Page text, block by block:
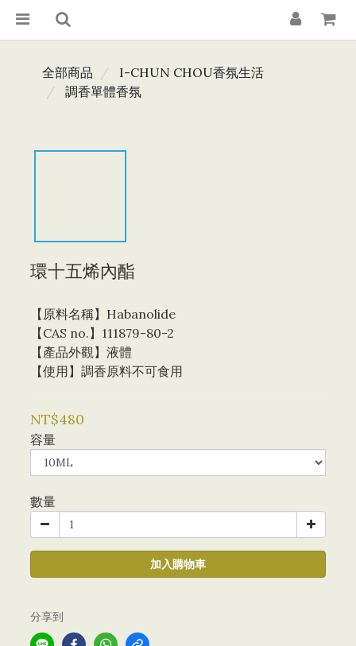
全部商品
I-CHUN CHOU香氛生活
調香單體香氛
環十五烯內酯
【原料名稱】Habanolide
【CAS no.】111879-80-2
【產品外觀】液體
【使用】調香原料不可食用
NT$480
容量
數量
加入購物車
分享到